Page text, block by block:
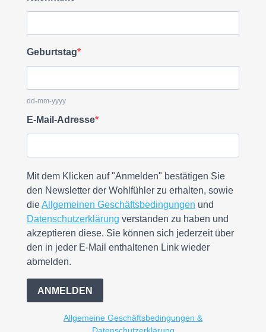
Geburtstag
dd-mm-yyyy
E-Mail-Adresse
Mit dem Klicken auf "Anmelden" bestätigen Sie
den Newsletter der Wohlfühler zu erhalten, sowie
dieAllgemeinen Geschäftsbedingungen und
Datenschutzerklärung verstanden zu haben und
akzeptieren diese. Sie können sich jederzeit über
den in jeder E-Mail enthaltenen Link wieder
abmelden.
ANMELDEN
Allgemeine Geschäftsbedingungen &